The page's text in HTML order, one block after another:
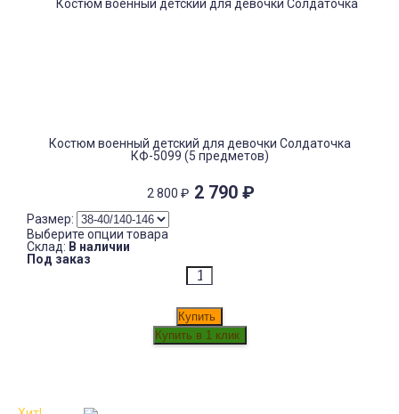
Костюм военный детский для девочки Солдаточка
КФ-5099 (5 предметов)
2 800 ₽ 2 790 ₽
Размер:
Выберите опции товара
Склад: В наличии
Под заказ
Купить